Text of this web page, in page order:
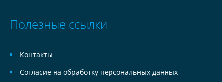
Полезные ссылки
Контакты
Согласие на обработку персональных данных